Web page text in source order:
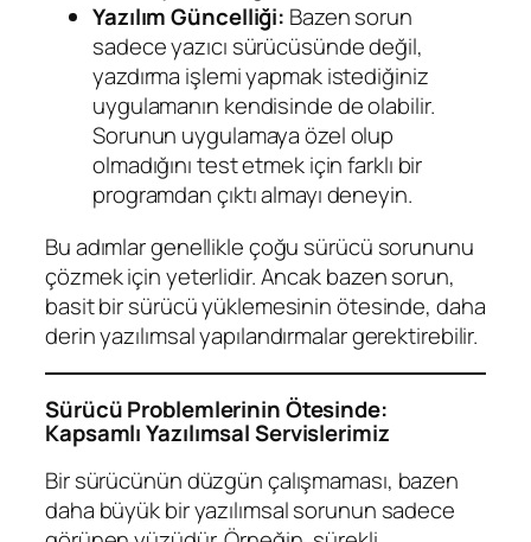
Yazılım Güncelliği: Bazen sorun
sadece yazıcı sürücüsünde değil,
yazdırma işlemi yapmak istediğiniz
uygulamanın kendisinde de olabilir.
Sorunun uygulamaya özel olup
olmadığını test etmek için farklı bir
programdan çıktı almayı deneyin.
Bu adımlar genellikle çoğu sürücü sorununu
çözmek için yeterlidir. Ancak bazen sorun,
basit bir sürücü yüklemesinin ötesinde, daha
derin yazılımsal yapılandırmalar gerektirebilir.
Sürücü Problemlerinin Ötesinde:
Kapsamlı Yazılımsal Servislerimiz
Bir sürücünün düzgün çalışmaması, bazen
daha büyük bir yazılımsal sorunun sadece